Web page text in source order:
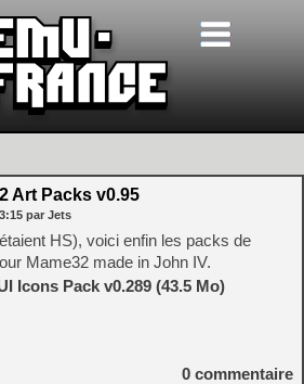
Art Packs v0.95
par Jets
HS), voici enfin les packs de
Mame32 made in John IV.
Icons Pack v0.289 (43.5 Mo)
0 commentaire